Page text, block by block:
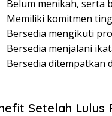
Belum menikah, serta
Memiliki komitmen
Bersedia mengikuti
Bersedia menjalani
Bersedia ditempatkan
Setelah Lulus